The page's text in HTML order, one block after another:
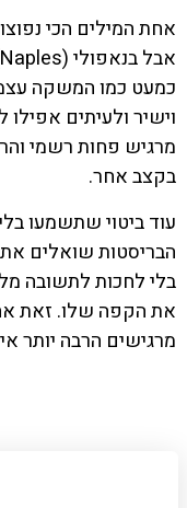
כמעט כמו המשקה
וישיר ולעיתים
מרגיש פחות רשמי
בקצב אחר.
הבריסטות שואלים
בלי לחכות לתשובה
את הקפה שלו. זאת
מרגישים הרבה יותר